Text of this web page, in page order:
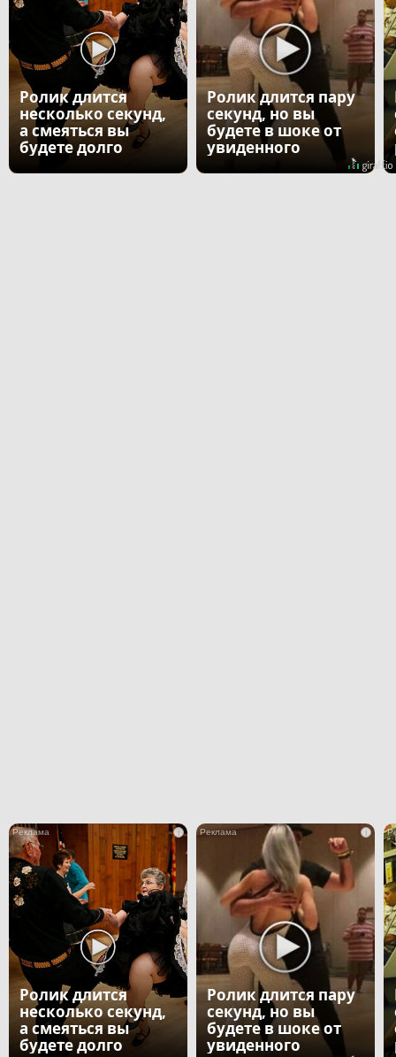
Ролик длится
несколько секунд,
а смеяться вы
будете долго
Ролик длится пару
секунд, но вы
будете в шоке от
увиденного
i
Ролик длится
несколько секунд,
а смеяться вы
будете долго
i
Ролик длится пару
секунд, но вы
будете в шоке от
увиденного